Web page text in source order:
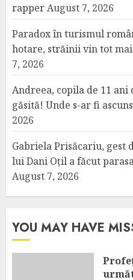
rapperAugust 7, 2026
Paradox în turismul
hotare, străinii vin tot
7, 2026
Andreea, copila de 11
găsită! Unde s-ar fi
2026
Gabriela Prisăcariu, gest
lui Dani Oțil a făcut
August 7, 2026
YOU MAY HAVE